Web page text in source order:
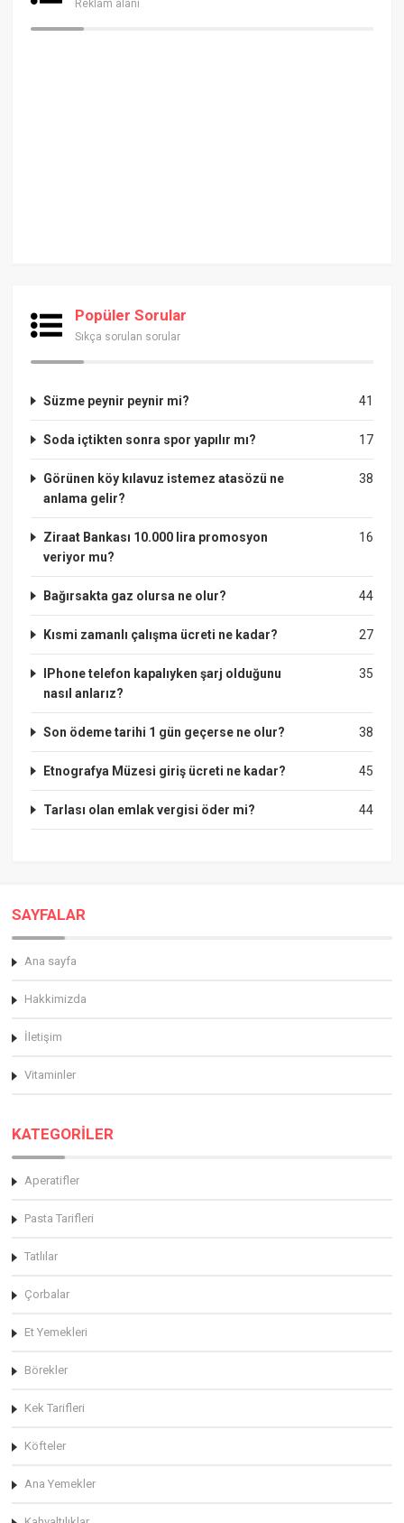
Reklam alanı
Popüler Sorular
Sıkça sorulan sorular
41
Süzme peynir peynir mi?
17
Soda içtikten sonra spor yapılır mı?
38
Görünen köy kılavuz istemez atasözü ne
anlama gelir?
16
Ziraat Bankası 10.000 lira promosyon
veriyor mu?
44
Bağırsakta gaz olursa ne olur?
27
Kısmi zamanlı çalışma ücreti ne kadar?
35
IPhone telefon kapalıyken şarj olduğunu
nasıl anlarız?
38
Son ödeme tarihi 1 gün geçerse ne olur?
45
Etnografya Müzesi giriş ücreti ne kadar?
44
Tarlası olan emlak vergisi öder mi?
SAYFALAR
Ana sayfa
Hakkimizda
İletişim
Vitaminler
KATEGORİLER
Aperatifler
Pasta Tarifleri
Tatlılar
Çorbalar
Et Yemekleri
Börekler
Kek Tarifleri
Köfteler
Ana Yemekler